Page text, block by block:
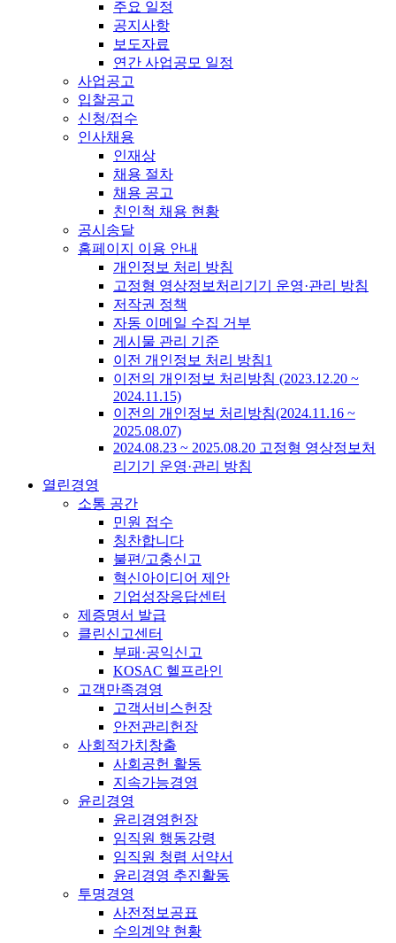
주요 일정
공지사항
보도자료
연간 사업공모 일정
사업공고
입찰공고
신청/접수
인사채용
인재상
채용 절차
채용 공고
친인척 채용 현황
공시송달
홈페이지 이용 안내
개인정보 처리 방침
고정형 영상정보처리기기 운영·관리 방침
저작권 정책
자동 이메일 수집 거부
게시물 관리 기준
이전 개인정보 처리 방침1
이전의 개인정보 처리방침 (2023.12.20 ~
2024.11.15)
이전의 개인정보 처리방침(2024.11.16 ~
2025.08.07)
2024.08.23 ~ 2025.08.20 고정형 영상정보처
리기기 운영·관리 방침
열린경영
소통 공간
민원 접수
칭찬합니다
불편/고충신고
혁신아이디어 제안
기업성장응답센터
제증명서 발급
클린신고센터
부패·공익신고
KOSAC 헬프라인
고객만족경영
고객서비스헌장
안전관리헌장
사회적가치창출
사회공헌 활동
지속가능경영
윤리경영
윤리경영헌장
임직원 행동강령
임직원 청렴 서약서
윤리경영 추진활동
투명경영
사전정보공표
수의계약 현황